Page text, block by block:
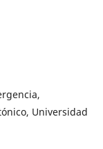
Universidad